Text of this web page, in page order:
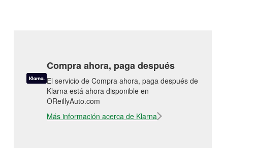
Compra ahora, paga después
El servicio de Compra ahora, paga después de
Klarna está ahora disponible en
OReillyAuto.com
Más información acerca de Klarna